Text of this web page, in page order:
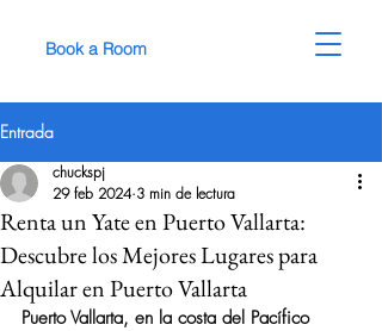
Book a Room
Entrada
Renta un Yate en Puerto Vallarta:
Descubre los Mejores Lugares para
Alquilar en Puerto Vallarta
chuckspj
29 feb 2024 3 min de lectura
Puerto Vallarta, en la costa del Pacífico